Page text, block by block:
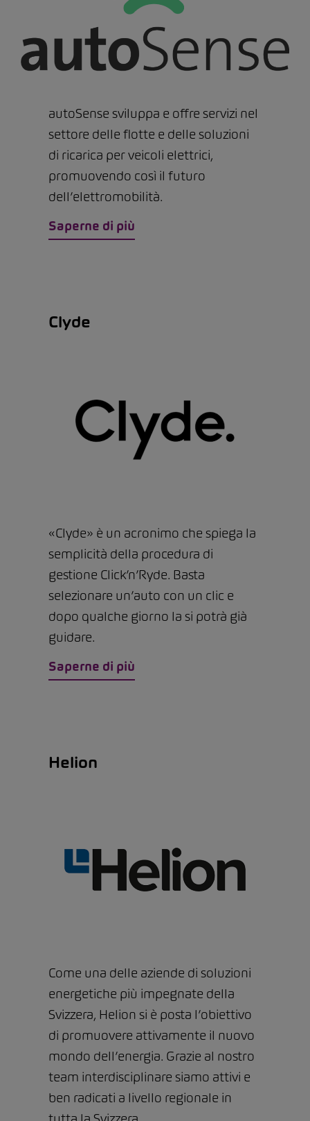
autoSense sviluppa e offre servizi nel
settore delle flotte e delle soluzioni
di ricarica per veicoli elettrici,
promuovendo così il futuro
dell’elettromobilità.
Saperne di più
Clyde
«Clyde» è un acronimo che spiega la
semplicità della procedura di
gestione Click’n’Ryde. Basta
selezionare un’auto con un clic e
dopo qualche giorno la si potrà già
guidare.
Saperne di più
Helion
Come una delle aziende di soluzioni
energetiche più impegnate della
Svizzera, Helion si è posta l’obiettivo
di promuovere attivamente il nuovo
mondo dell’energia. Grazie al nostro
team interdisciplinare siamo attivi e
ben radicati a livello regionale in